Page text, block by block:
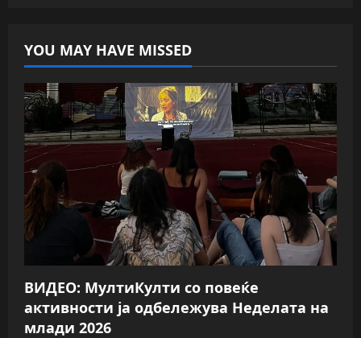
YOU MAY HAVE MISSED
ВИДЕО: МултиКулти со повеќе
активности ја одбележува Неделата на
млади 2026